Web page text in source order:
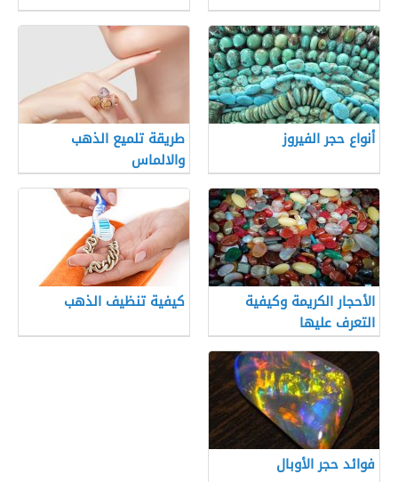
أنواع حجر الفيروز
طريقة تلميع الذهب
والالماس
الأحجار الكريمة وكيفية
التعرف عليها
كيفية تنظيف الذهب
فوائد حجر الأوبال